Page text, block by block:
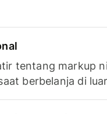
tentang markup
berbelanja di